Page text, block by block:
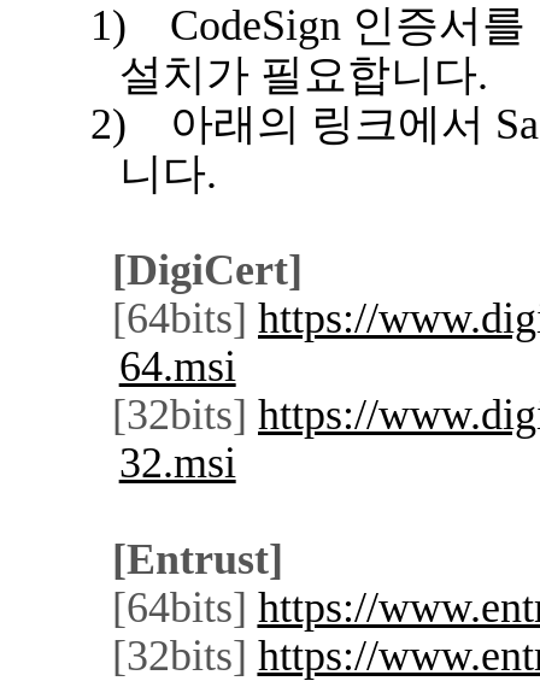
1) CodeSign 인증서
설치가 필요합니다.
2)
아래의 링크에서
니다.
[DigiCert]
[64bits] https://
64.msi
[32bits] https://
32.msi
[Entrust]
[64bits] https://
[32bits] https://